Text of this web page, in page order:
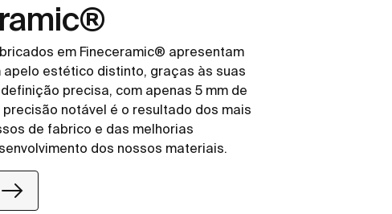
em Fineceramic® apresentam
apelo estético distinto, graças às suas
precisa, com apenas 5 mm de
precisão notável é o resultado dos mais
de fabrico e das melhorias
dos nossos materiais.